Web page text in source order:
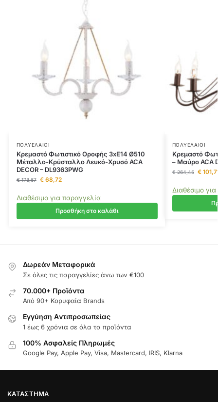
ΠΟΛΥΈΛΑΙΟΙ
Κρεμαστό Φωτιστικό Οροφής 3xE14 Ø510
Μέταλλο-Κρύσταλλο Λευκό-Χρυσό ACA
DECOR – DL9363PWG
€178,67 €68,72
Διαθέσιμο για παραγγελία
Προσθήκη στο καλάθι
ΠΟΛΥΈΛΑΙΟΙ
Κρεμαστό
– Μαύρο ACA
€264,45 €
Διαθέσιμο
Δωρεάν Μεταφορικά
Σε όλες τις παραγγελίες άνω των €100
70.000+ Προϊόντα
Από 90+ Κορυφαία Brands
Εγγύηση Aντιπροσωπείας
1 έως 6 χρόνια σε όλα τα προϊόντα
100% Ασφαλείς Πληρωμές
Google Pay, Apple Pay, Visa, Mastercard, IRIS, Klarna
ΚΑΤΆΣΤΗΜΑ